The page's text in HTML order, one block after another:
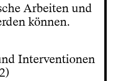
Arbeiten und
können.
Interventionen